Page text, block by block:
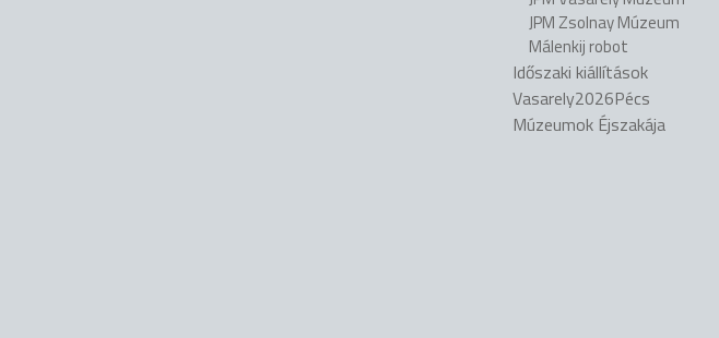
JPM Zsolnay Múzeum
Málenkij robot
Időszaki kiállítások
Vasarely2026Pécs
Múzeumok Éjszakája